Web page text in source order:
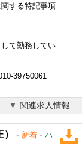
する特記事項
て勤務してい
39750061
関連求人情報
- 新着 - ハ